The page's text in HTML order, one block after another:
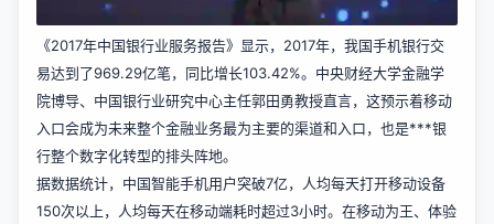
《2017年中国银行业服务报告》显示，2017年，我国手机银行交
易达到了969.29亿笔，同比增长103.42%。中央财经大学金融学
院博导、中国银行业研究中心主任郭田勇教授直言，这预示着移动
入口会成为未来整个金融业务最为主要的渠道和入口，也是***银
行整个数字化转型的排头阵地。
据数据统计，中国智能手机用户突破7亿，人均每天打开移动设备
150次以上，人均每天在移动端耗时超过3小时。在移动为王、体验